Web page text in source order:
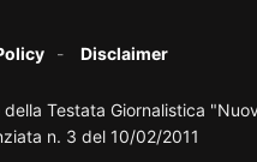
Disclaimer
Testata Giornalistica
n. 3 del 10/02/2011